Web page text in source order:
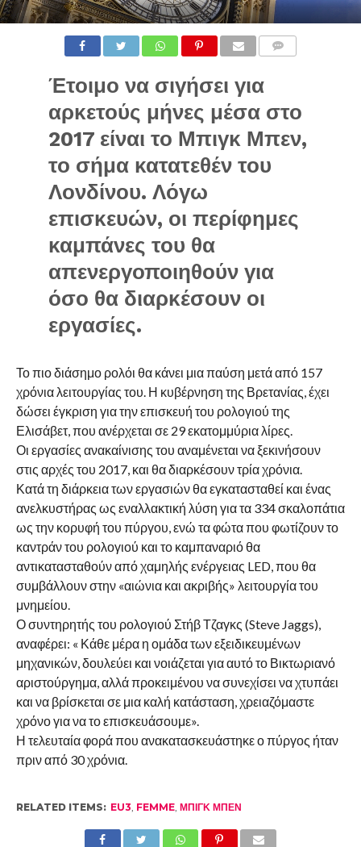
Έτοιμο να σιγήσει για
αρκετούς μήνες μέσα στο
2017 είναι το Μπιγκ Μπεν,
το σήμα κατατεθέν του
Λονδίνου. Λόγω
επισκευών, οι περίφημες
καμπάνες του θα
απενεργοποιηθούν για
όσο θα διαρκέσουν οι
εργασίες.
Το πιο διάσημο ρολόι θα κάνει μια παύση μετά από 157
χρόνια λειτουργίας του. Η κυβέρνηση της Βρετανίας, έχει
δώσει έγκριση για την επισκευή του ρολογιού της
Ελισάβετ, που ανέρχεται σε 29 εκατομμύρια λίρες.
Οι εργασίες ανακαίνισης του αναμένεται να ξεκινήσουν
στις αρχές του 2017, και θα διαρκέσουν τρία χρόνια.
Κατά τη διάρκεια των εργασιών θα εγκατασταθεί και ένας
ανελκυστήρας ως εναλλακτική λύση για τα 334 σκαλοπάτια
ως την κορυφή του πύργου, ενώ τα φώτα που φωτίζουν το
καντράν του ρολογιού και το καμπαναριό θα
αντικατασταθούν από χαμηλής ενέργειας LED, που θα
συμβάλλουν στην «αιώνια και ακριβής» λειτουργία του
μνημείου.
Ο συντηρητής του ρολογιού Στήβ Τζαγκς (Steve Jaggs),
αναφέρει: « Κάθε μέρα η ομάδα των εξειδικευμένων
μηχανικών, δουλεύει και νοιάζεται για αυτό το Βικτωριανό
αριστούργημα, αλλά προκειμένου να συνεχίσει να χτυπάει
και να βρίσκεται σε μια καλή κατάσταση, χρειαζόμαστε
χρόνο για να το επισκευάσουμε».
Η τελευταία φορά που ανακατασκευάστηκε ο πύργος ήταν
πριν από 30 χρόνια.
RELATED ITEMS: EU3, FEMME, ΜΠΙΓΚ ΜΠΕΝ